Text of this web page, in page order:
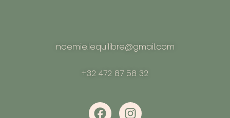
noemie.lequilibre@gmail.com
+32 472 87 58 32